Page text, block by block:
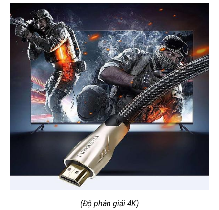
(Độ phân giải 4K)